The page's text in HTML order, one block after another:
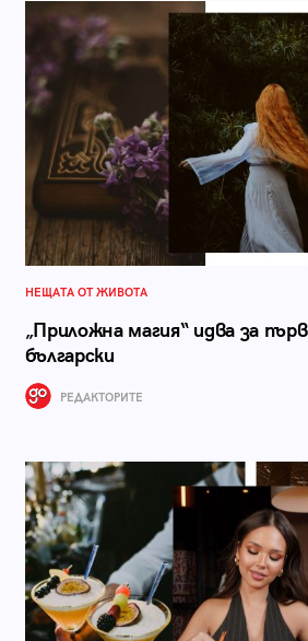
НЕЩАТА ОТ ЖИВОТА
„Приложна магия“ идва за
български
РЕДАКТОРИТЕ